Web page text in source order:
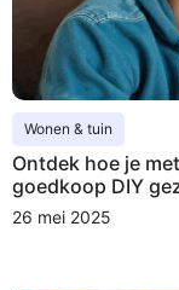
Wonen & tuin
Ontdek hoe je
goedkoop DIY
26 mei 2025